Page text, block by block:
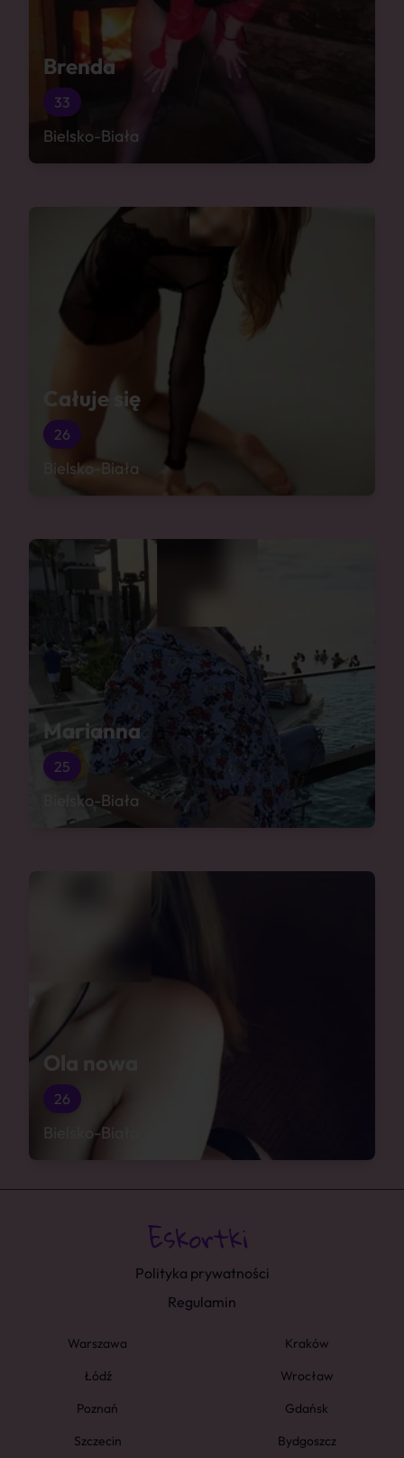
Brenda
33
Bielsko-Biała
Całuje się
26
Bielsko-Biała
Marianna
25
Bielsko-Biała
Ola nowa
26
Bielsko-Biała
Polityka prywatności
Regulamin
Warszawa
Kraków
Łódź
Wrocław
Poznań
Gdańsk
Szczecin
Bydgoszcz